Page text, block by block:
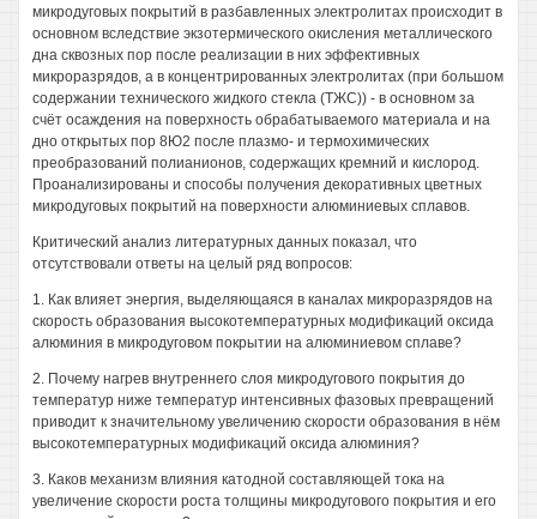
микродуговых покрытий в разбавленных электролитах происходит в
основном вследствие экзотермического окисления металлического
дна сквозных пор после реализации в них эффективных
микроразрядов, а в концентрированных электролитах (при большом
содержании технического жидкого стекла (ТЖС)) - в основном за
счёт осаждения на поверхность обрабатываемого материала и на
дно открытых пор 8Ю2 после плазмо- и термохимических
преобразований полианионов, содержащих кремний и кислород.
Проанализированы и способы получения декоративных цветных
микродуговых покрытий на поверхности алюминиевых сплавов.
Критический анализ литературных данных показал, что
отсутствовали ответы на целый ряд вопросов:
1. Как влияет энергия, выделяющаяся в каналах микроразрядов на
скорость образования высокотемпературных модификаций оксида
алюминия в микродуговом покрытии на алюминиевом сплаве?
2. Почему нагрев внутреннего слоя микродугового покрытия до
температур ниже температур интенсивных фазовых превращений
приводит к значительному увеличению скорости образования в нём
высокотемпературных модификаций оксида алюминия?
3. Каков механизм влияния катодной составляющей тока на
увеличение скорости роста толщины микродугового покрытия и его